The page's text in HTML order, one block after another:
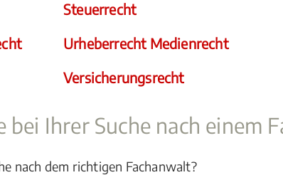
Steuerrecht
Urheberrecht Medienrecht
Versicherungsrecht
bei Ihrer Suche nach einem
nach dem richtigen Fachanwalt?